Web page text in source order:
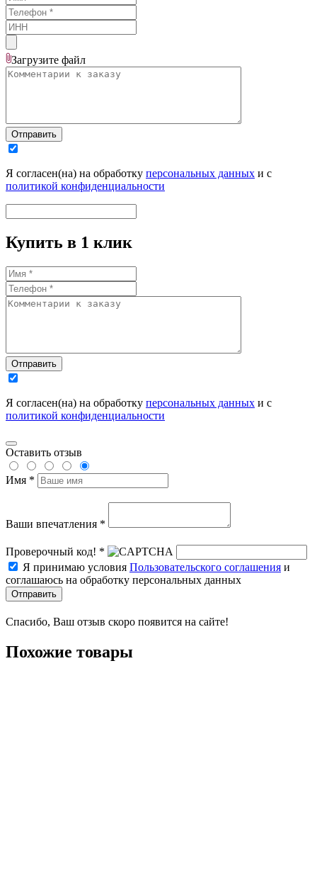
Загрузите файл
Отправить
Я согласен(на) на обработку персональных данных и с
политикой конфиденциальности
Купить в 1 клик
Отправить
Я согласен(на) на обработку персональных данных и с
политикой конфиденциальности
Оставить отзыв
Имя *
Ваши впечатления *
Проверочный код! *
Я принимаю условия Пользовательского соглашения и
соглашаюсь на обработку персональных данных
Отправить
Спасибо, Ваш отзыв скоро появится на сайте!
Похожие товары